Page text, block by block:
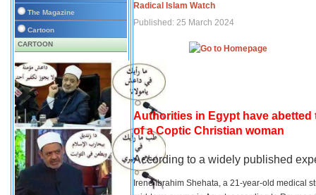
The Magazine
Cartoon
CARTOON
Radical Islam Watch
Published: 25 March 2024
Authorities in Egypt have
of a Coptic Christian woman
According to a widely published
Irene Ibrahim Shehata, a 21-year-old medical